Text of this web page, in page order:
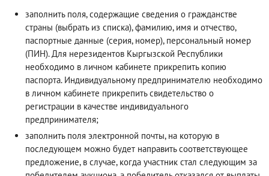
заполнить поля, содержащие сведения о гражданстве
страны (выбрать из списка), фамилию, имя и отчество,
паспортные данные (серия, номер), персональный номер
(ПИН). Для нерезидентов Кыргызской Республики
необходимо в личном кабинете прикрепить копию
паспорта. Индивидуальному предпринимателю необходимо
в личном кабинете прикрепить свидетельство о
регистрации в качестве индивидуального
предпринимателя;
заполнить поля электронной почты, на которую в
последующем можно будет направить соответствующее
предложение, в случае, когда участник стал следующим за